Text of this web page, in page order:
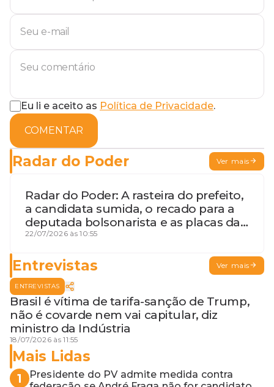
Eu li e aceito as Política de Privacidade.
COMENTAR
Radar do Poder Ver mais
Radar do Poder: A rasteira do prefeito,
a candidata sumida, o recado para a
deputada bolsonarista e as placas da
discórdia
22/07/2026 às 10:55
Entrevistas Ver mais
ENTREVISTAS
Brasil é vítima de tarifa-sanção de Trump,
não é covarde nem vai capitular, diz
ministro da Indústria
18/07/2026 às 11:55
Mais Lidas
1
Presidente do PV admite medida contra